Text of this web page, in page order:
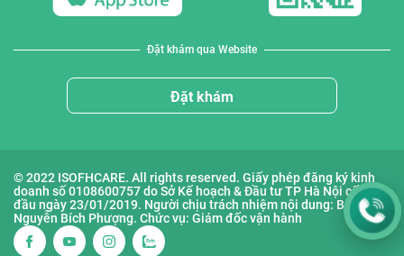
Đặt khám qua Website
Đặt khám
© 2022 ISOFHCARE. All rights reserved. Giấy phép đăng ký kinh
doanh số 0108600757 do Sở Kế hoạch & Đầu tư TP Hà Nội cấp lần
đầu ngày 23/01/2019. Người chịu trách nhiệm nội dung: Bà
Nguyễn Bích Phượng. Chức vụ: Giám đốc vận hành